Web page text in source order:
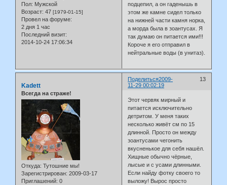
Пол: Мужской
Возраст: 47 [1979-01-15]
Провел на форуме:
2 дня 1 час
Последний визит:
2014-10-24 17:06:34
подцепил, а он гаденышь в
этом же камне сидел только
на нижней части камня норка,
а морда была в зоантусах. Я
так думаю он питается ими!!!
Короче я его отправил в
нейтральные воды (в унитаз).
Поделиться 13
2009-
11-29 00:02:19
Kadett
Всегда на страже!
Откуда: Тутошние мы!
Зарегистрирован: 2009-03-17
Приглашений: 0
Этот червяк мирный и
питается исключительно
детритом. У меня таких
несколько живёт см по 15
длинной. Просто он между
зоантусами чегонить
вкусненькое для себя нашёл.
Хищные обычно чёрные,
лысые и с усами длинными.
Если найду фотку своего то
выложу! Вырос просто